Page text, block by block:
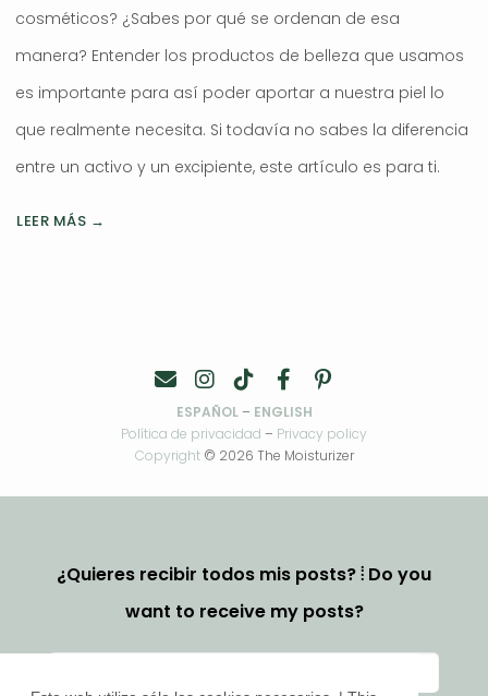
cosméticos? ¿Sabes por qué se ordenan de esa
manera? Entender los productos de belleza que usamos
es importante para así poder aportar a nuestra piel lo
que realmente necesita. Si todavía no sabes la diferencia
entre un activo y un excipiente, este artículo es para ti.
LEER MÁS →
ESPAÑOL– ENGLISH
Política de privacidad – Privacy policy
Copyright© 2026 The Moisturizer
¿Quieres recibir todos mis posts? ⦙ Do you
want to receive my posts?